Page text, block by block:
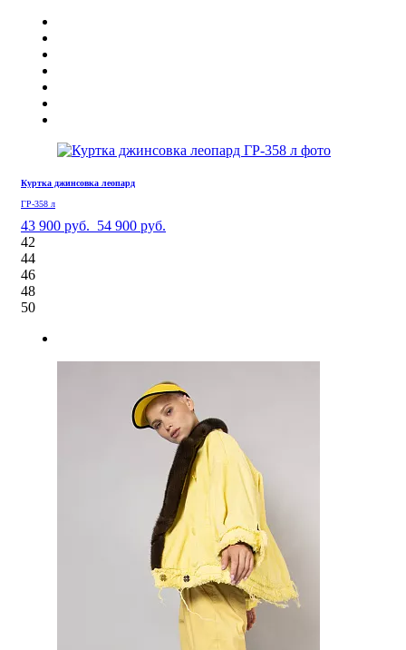
Куртка джинсовка леопард
ГР-358 л
43 900 руб. 54 900 руб.
42
44
46
48
50